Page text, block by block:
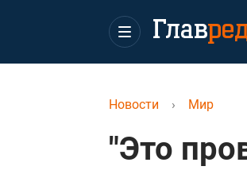
Новости › Мир
"Это